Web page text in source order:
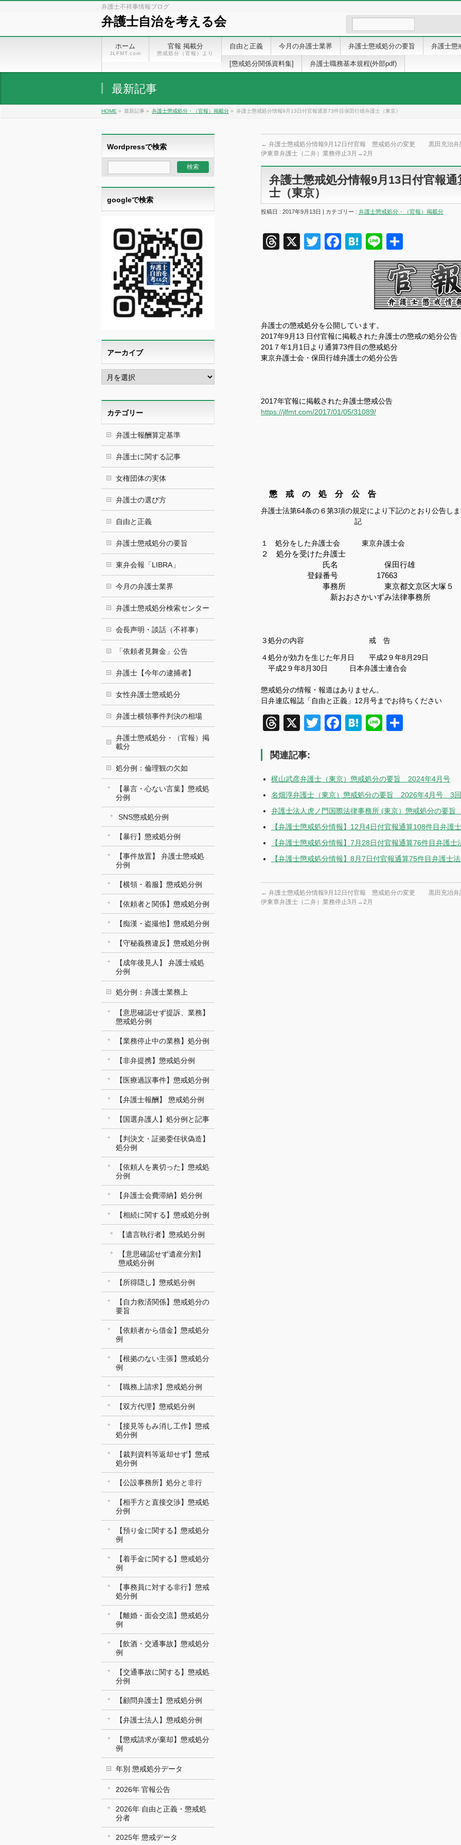
弁護士不祥事情報ブログ
弁護士自治を考える会
ホーム
JLFMT.com
官報 掲載分
懲戒処分（官報）より
自由と正義 今月の弁護士業界 弁護士懲戒処分の要旨 弁護士懲
[懲戒処分関係資料集] 弁護士職務基本規程(外部pdf)
最新記事
HOME » 最新記事 » 弁護士懲戒処分・（官報）掲載分 » 弁護士懲戒処分情報9月13日付官報通算73件目保田行雄弁護士（東京）
← 弁護士懲戒処分情報9月12日付官報 懲戒処分の変更
伊東章弁護士（二弁）業務停止3月→2月
黒田充治
弁護士懲戒処分情報9月13日付官報
士（東京）
投稿日 : 2017年9月13日 | カテゴリー : 弁護士懲戒処分・（官報）掲載分
Threads
X TwitterFacebook
Hatena
Line
有
弁護士の懲戒処分を公開しています。
2017年9月13 日付官報に掲載された弁護士の懲戒の処分公告
201７年1 月 1 日より通算73件目の懲戒処分
東京弁護士会・保田行雄弁護士の処分公告
2017年官報に掲載された弁護士懲戒公告
https://jlfmt.com/2017/01/05/31089/
懲 戒 の 処 分 公 告
弁護士法第64条の６第3項の規定により下記のとおり公告しま
記
１ 処分をした弁護士会 東京弁護士会
２ 処分を受けた弁護士
氏名 保田行雄
登録番号 17663
事務所 東京都文京区大
新おおさかいずみ法律事務所
３処分の内容 戒 告
４処分が効力を生じた年月日 平成2９年8月29日
平成2９年8月30日 日本弁護士連合会
懲戒処分の情報・報道はありません。
日弁連広報誌「自由と正義」12月号までお待ちください
Threads
X TwitterFacebook
Hatena
Line
関連記事:
梶山武彦弁護士（東京）懲戒処分の要旨 2024年4月号
名畑淳弁護士（東京）懲戒処分の要旨 2026年4月号 3回
弁護士法人虎ノ門国際法律事務所 (東京）懲戒処分の要
【弁護士懲戒処分情報】12月4日付官報通算108件目弁護
【弁護士懲戒処分情報】7月28日付官報通算76件目弁護士
【弁護士懲戒処分情報】8月7日付官報通算75件目弁護士
← 弁護士懲戒処分情報9月12日付官報 懲戒処分の変更
伊東章弁護士（二弁）業務停止3月→2月
黒田充治
Wordpressで検索
googleで検索
アーカイブ
ア
ー
イ
ブカテゴリー
弁護士報酬算定基準
弁護士に関する記事
女権団体の実体
弁護士の選び方
自由と正義
弁護士懲戒処分の要旨
東弁会報「LIBRA」
今月の弁護士業界
弁護士懲戒処分検索センター
会長声明・談話（不祥事）
「依頼者見舞金」公告
弁護士【今年の逮捕者】
女性弁護士懲戒処分
弁護士横領事件判決の相場
弁護士懲戒処分・（官報）掲
載分
処分例：倫理観の欠如
【暴言・心ない言葉】懲戒処
分例
SNS懲戒処分例
【暴行】懲戒処分例
【事件放置】 弁護士懲戒処
分例
【横領・着服】懲戒処分例
【依頼者と関係】懲戒処分例
【痴漢・盗撮他】懲戒処分例
【守秘義務違反】懲戒処分例
【成年後見人】 弁護士戒処
分例
処分例：弁護士業務上
【意思確認せず提訴、業務】
懲戒処分例
【業務停止中の業務】処分例
【非弁提携】懲戒処分例
【医療過誤事件】懲戒処分例
【弁護士報酬】 懲戒処分例
【国選弁護人】処分例と記事
【判決文・証拠委任状偽造】
処分例
【依頼人を裏切った】懲戒処
分例
【弁護士会費滞納】処分例
【相続に関する】懲戒処分例
【遺言執行者】懲戒処分例
【意思確認せず遺産分割】
懲戒処分例
【所得隠し】懲戒処分例
【自力救済関係】懲戒処分の
要旨
【依頼者から借金】懲戒処分
例
【根拠のない主張】懲戒処分
例
【職務上請求】懲戒処分例
【双方代理】懲戒処分例
【接見等もみ消し工作】懲戒
処分例
【裁判資料等返却せず】懲戒
処分例
【公設事務所】処分と非行
【相手方と直接交渉】懲戒処
分例
【預り金に関する】懲戒処分
例
【着手金に関する】懲戒処分
例
【事務員に対する非行】懲戒
処分例
【離婚・面会交流】懲戒処分
例
【飲酒・交通事故】懲戒処分
例
【交通事故に関する】懲戒処
分例
【顧問弁護士】懲戒処分例
【弁護士法人】懲戒処分例
【懲戒請求が棄却】懲戒処分
例
年別 懲戒処分データ
2026年 官報公告
2026年 自由と正義・懲戒処
分者
2025年 懲戒データ